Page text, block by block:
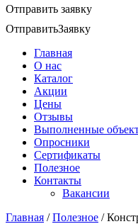
Отправить заявку
ОтправитьЗаявку
Главная
О нас
Каталог
Акции
Цены
Отзывы
Выполненные
Опросники
Сертификаты
Полезное
Контакты
Вакансии
Главная /Полезное /